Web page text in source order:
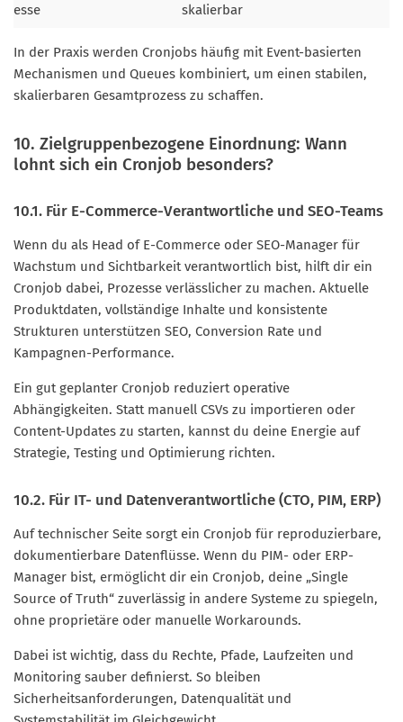
esse
skalierbar
In der Praxis werden Cronjobs häufig mit Event-basierten
Mechanismen und Queues kombiniert, um einen stabilen,
skalierbaren Gesamtprozess zu schaffen.
10. Zielgruppenbezogene Einordnung: Wann
lohnt sich ein Cronjob besonders?
10.1. Für E-Commerce-Verantwortliche und SEO-Teams
Wenn du als Head of E-Commerce oder SEO-Manager für
Wachstum und Sichtbarkeit verantwortlich bist, hilft dir ein
Cronjob dabei, Prozesse verlässlicher zu machen. Aktuelle
Produktdaten, vollständige Inhalte und konsistente
Strukturen unterstützen SEO, Conversion Rate und
Kampagnen-Performance.
Ein gut geplanter Cronjob reduziert operative
Abhängigkeiten. Statt manuell CSVs zu importieren oder
Content-Updates zu starten, kannst du deine Energie auf
Strategie, Testing und Optimierung richten.
10.2. Für IT- und Datenverantwortliche (CTO, PIM, ERP)
Auf technischer Seite sorgt ein Cronjob für reproduzierbare,
dokumentierbare Datenflüsse. Wenn du PIM- oder ERP-
Manager bist, ermöglicht dir ein Cronjob, deine „Single
Source of Truth“ zuverlässig in andere Systeme zu spiegeln,
ohne proprietäre oder manuelle Workarounds.
Dabei ist wichtig, dass du Rechte, Pfade, Laufzeiten und
Monitoring sauber definierst. So bleiben
Sicherheitsanforderungen, Datenqualität und